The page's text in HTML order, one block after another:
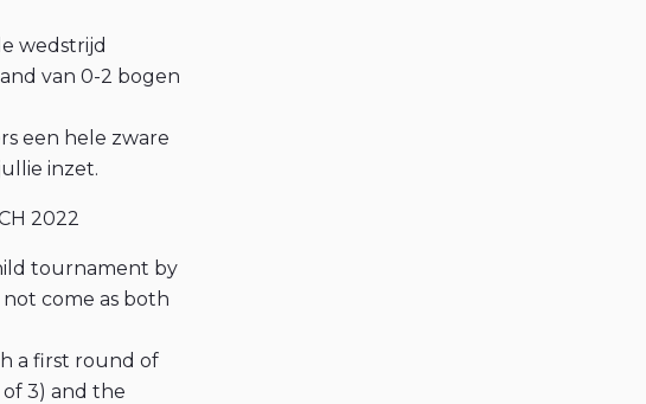
wedstrijd
van 0-2 bogen
een hele zware
inzet.
2022
tournament by
come as both
a first round of
3) and the